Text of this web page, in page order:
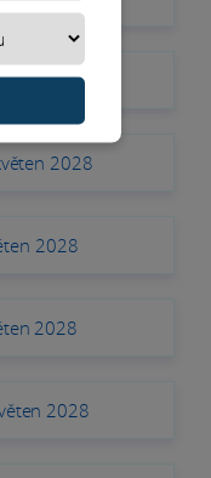
2028
2028
2028
2028
2028